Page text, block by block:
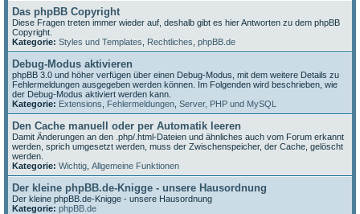
Das phpBB Copyright
Diese Fragen treten immer wieder auf, deshalb gibt es hier Antworten zu dem phpBB
Copyright.
Kategorie: Styles und Templates Rechtliches phpBB.de
Debug-Modus aktivieren
phpBB 3.0 und höher verfügen über einen Debug-Modus, mit dem weitere Details zu
Fehlermeldungen ausgegeben werden können. Im Folgenden wird beschrieben, wie
der Debug-Modus aktiviert werden kann.
Kategorie: Extensions Fehlermeldungen Server, PHP und MySQL
Den Cache manuell oder per Automatik leeren
Damit Änderungen an den .php/.html-Dateien und ähnliches auch vom Forum erkannt
werden, sprich umgesetzt werden, muss der Zwischenspeicher, der Cache, gelöscht
werden.
Kategorie: Wichtig Allgemeine Funktionen
Der kleine phpBB.de-Knigge - unsere Hausordnung
Der kleine phpBB.de-Knigge - unsere Hausordnung
Kategorie: phpBB.de